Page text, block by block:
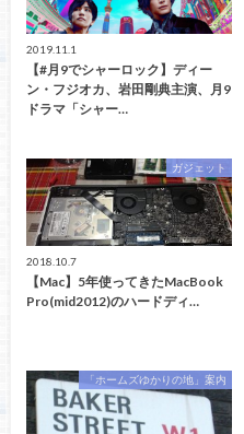
2019.11.1
【#月9でシャーロック】ディー
ン・フジオカ、岩田剛典主演、月9
ドラマ「シャー…
ガジェット
2018.10.7
【Mac】5年使ってきたMacBook
Pro(mid2012)のハードディ…
「ホームズゆかりの地」案内